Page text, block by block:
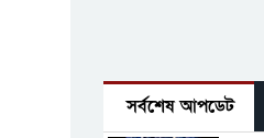
সর্বশেষ আপডেট